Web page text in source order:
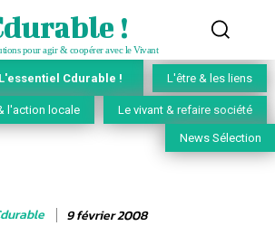
!
pour agir & coopérer avec le Vivant
Cdurable ! L'être & les liens
l'action locale Le vivant & refaire société
News Sélection
9 février 2008